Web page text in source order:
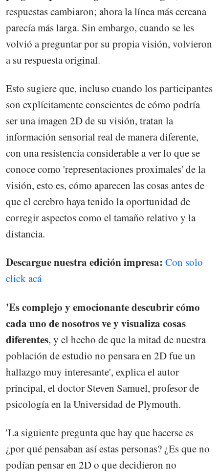
respuestas cambiaron; ahora la línea más cercana
parecía más larga. Sin embargo, cuando se les
volvió a preguntar por su propia visión, volvieron
a su respuesta original.
Esto sugiere que, incluso cuando los participantes
son explícitamente conscientes de cómo podría
ser una imagen 2D de su visión, tratan la
información sensorial real de manera diferente,
con una resistencia considerable a ver lo que se
conoce como 'representaciones proximales' de la
visión, esto es, cómo aparecen las cosas antes de
que el cerebro haya tenido la oportunidad de
corregir aspectos como el tamaño relativo y la
distancia.
Descargue nuestra edición impresa: Con solo
click acá
'Es complejo y emocionante descubrir cómo
cada uno de nosotros ve y visualiza cosas
diferentes, y el hecho de que la mitad de nuestra
población de estudio no pensara en 2D fue un
hallazgo muy interesante', explica el autor
principal, el doctor Steven Samuel, profesor de
psicología en la Universidad de Plymouth.
'La siguiente pregunta que hay que hacerse es
¿por qué pensaban así estas personas? ¿Es que no
podían pensar en 2D o que decidieron no